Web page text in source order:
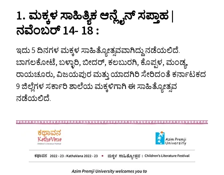
1. ಮಕ್ಕಳ ಸಾಹಿತ್ಯಿಕ ಆನ್ಲೈನ್‌ ಸಪ್ತಾಹ |
ನವೆಂಬರ್ 14- 18 :
ಇದು 5 ದಿನಗಳ ಮಕ್ಕಳ ಸಾಹಿತ್ಯೋತ್ಸವವಾಗಿದ್ದು ನಡೆಯಲಿದೆ.
ಬಾಗಲಕೋಟೆ, ಬಳ್ಳಾರಿ, ಬೀದರ್, ಕಲಬುರಗಿ, ಕೊಪ್ಪಳ, ಮಂಡ್ಯ,
ರಾಯಚೂರು, ವಿಜಯಪುರ ಮತ್ತು ಯಾದಗಿರಿ ಸೇರಿದಂತೆ ಕರ್ನಾಟಕದ
9 ಜಿಲ್ಲೆಗಳ ಸರ್ಕಾರಿ ಶಾಲೆಯ ಮಕ್ಕಳಿಗಾಗಿ ಈ ಸಾಹಿತ್ಯೋತ್ಸವ
ನಡೆಯಲಿದೆ.